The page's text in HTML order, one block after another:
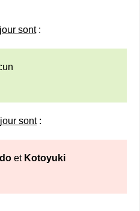
sont:
sont:
et Kotoyuki